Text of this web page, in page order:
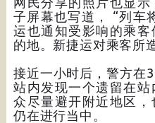
子屏幕也写道， “列车
运也通知受影响的乘
的地。新捷运对乘客所
接近一小时后，警方在
站内发现一个遗留在
众尽量避开附近地区
仍在进行当中。